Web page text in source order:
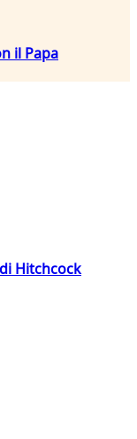
il Papa
Hitchcock